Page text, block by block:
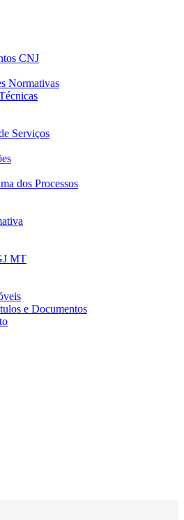
CNJ
Normativas
Serviços
dos Processos
MT
e Documentos